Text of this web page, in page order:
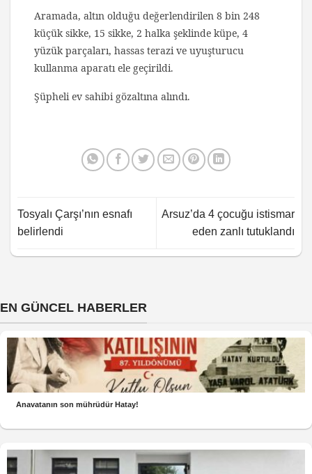
Aramada, altın olduğu değerlendirilen 8 bin 248
küçük sikke, 15 sikke, 2 halka şeklinde küpe, 4
yüzük parçaları, hassas terazi ve uyuşturucu
kullanma aparatı ele geçirildi.
Şüpheli ev sahibi gözaltına alındı.
Tosyalı Çarşı’nın esnafı
belirlendi
Arsuz’da 4 çocuğu istismar
eden zanlı tutuklandı
EN GÜNCEL HABERLER
Anavatanın son mührüdür Hatay!